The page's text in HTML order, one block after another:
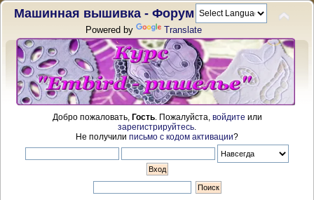
Машинная вышивка - Форум
Powered by Translate
Добро пожаловать, Гость. Пожалуйста, войдите или
зарегистрируйтесь
Не получили письмо с кодом активации?